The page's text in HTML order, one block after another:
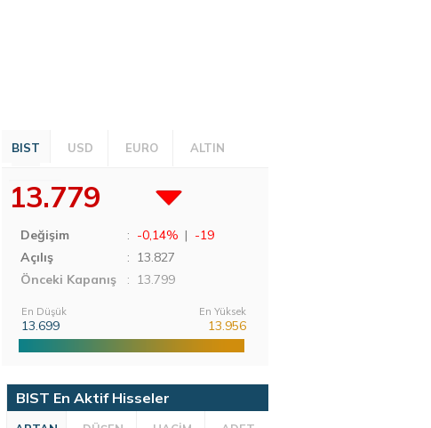
BIST USD EURO ALTIN
13.779
Değişim : -0,14% | -19
Açılış
: 13.827
Önceki Kapanış
: 13.799
En Düşük
13.699
En Yüksek
13.956
BIST En Aktif Hisseler